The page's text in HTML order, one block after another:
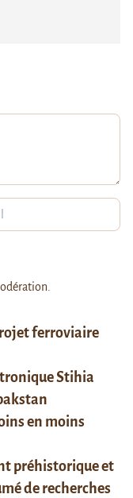
ferroviaire
Stihia
en moins
préhistorique et
de recherches